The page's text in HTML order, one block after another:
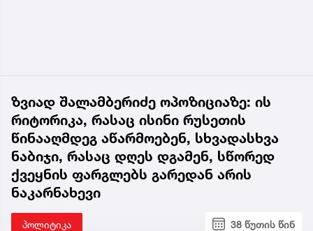
ზვიად შალამბერიძე ოპოზიციაზე: ის
რიტორიკა, რასაც ისინი რუსეთის
წინააღმდეგ აწარმოებენ, სხვადასხვა
ნაბიჯი, რასაც დღეს დგამენ, სწორედ
ქვეყნის ფარგლებს გარედან არის
ნაკარნახევი
პოლიტიკა 38 წუთის წინ